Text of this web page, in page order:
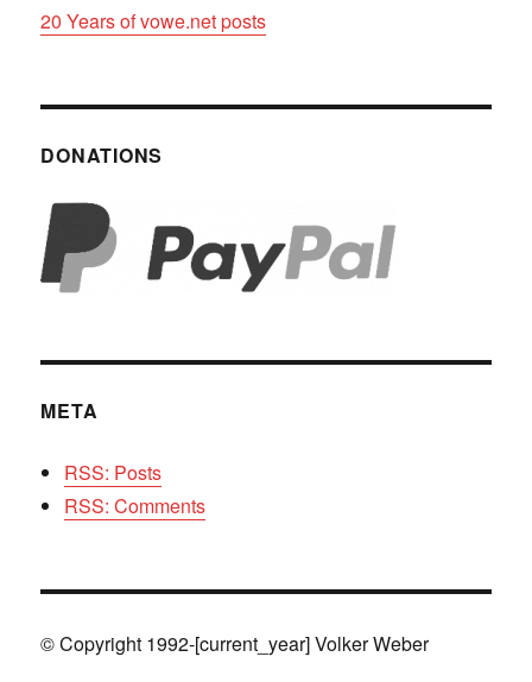
20 Years of vowe.net posts
DONATIONS
META
RSS: Posts
RSS: Comments
© Copyright 1992-[current_year] Volker Weber